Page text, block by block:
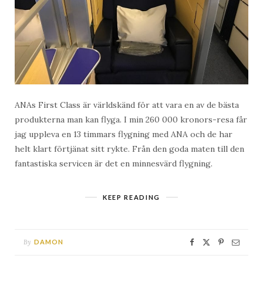
ANAs First Class är världskänd för att vara en av de bästa
produkterna man kan flyga. I min 260 000 kronors-resa får
jag uppleva en 13 timmars flygning med ANA och de har
helt klart förtjänat sitt rykte. Från den goda maten till den
fantastiska servicen är det en minnesvärd flygning.
KEEP READING
By DAMON